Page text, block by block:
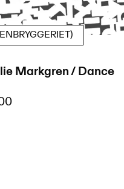
Markgren / Dance